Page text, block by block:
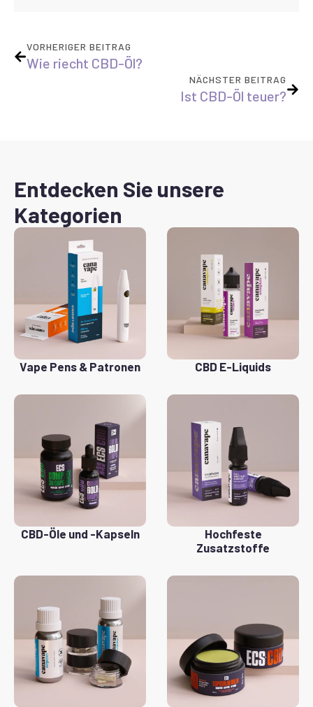
VORHERIGER BEITRAG
Wie riecht CBD-Öl?
NÄCHSTER BEITRAG
Ist CBD-Öl teuer?
Entdecken Sie unsere
Kategorien
Vape Pens & Patronen CBD E-Liquids
CBD-Öle und -Kapseln
Hochfeste
Zusatzstoffe